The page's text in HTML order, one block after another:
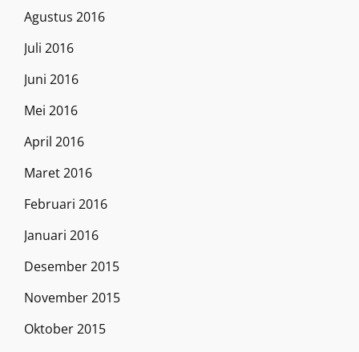
Agustus 2016
Juli 2016
Juni 2016
Mei 2016
April 2016
Maret 2016
Februari 2016
Januari 2016
Desember 2015
November 2015
Oktober 2015